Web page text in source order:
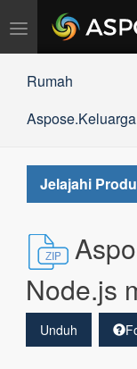
Alihkan
navigasi
Rumah
Jelajahi
Node.js
Unduh